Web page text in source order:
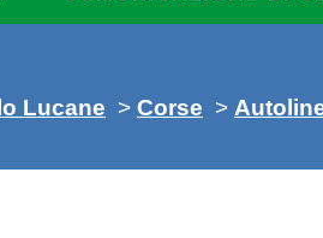
Lucane > Corse >